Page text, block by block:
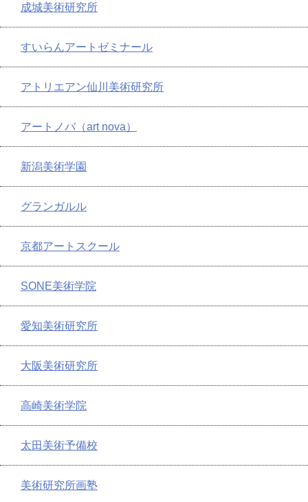
成城美術研究所
すいらんアートゼミナール
アトリエアン仙川美術研究所
アートノバ（art nova）
新潟美術学園
グランガルル
京都アートスクール
SONE美術学院
愛知美術研究所
大阪美術研究所
高崎美術学院
太田美術予備校
美術研究所画塾